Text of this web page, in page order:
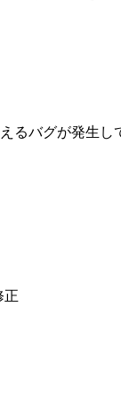
るバグが発生し
正